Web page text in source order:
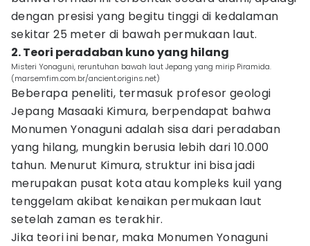
dengan presisi yang begitu tinggi di kedalaman
sekitar 25 meter di bawah permukaan laut.
2. Teori peradaban kuno yang hilang
Misteri Yonaguni, reruntuhan bawah laut Jepang yang mirip Piramida.
(marsemfim.com.br/ancient.origins.net)
Beberapa peneliti, termasuk profesor geologi
Jepang Masaaki Kimura, berpendapat bahwa
Monumen Yonaguni adalah sisa dari peradaban
yang hilang, mungkin berusia lebih dari 10.000
tahun. Menurut Kimura, struktur ini bisa jadi
merupakan pusat kota atau kompleks kuil yang
tenggelam akibat kenaikan permukaan laut
setelah zaman es terakhir.
Jika teori ini benar, maka Monumen Yonaguni